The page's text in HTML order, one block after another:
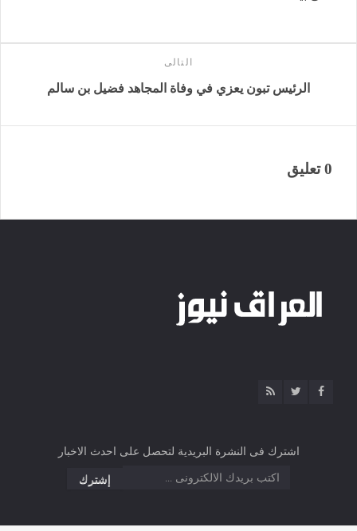
التالى
الرئيس تبون يعزي في وفاة المجاهد فضيل بن سالم
0 تعليق
اشترك فى النشرة البريدية لتحصل على احدث الاخبار